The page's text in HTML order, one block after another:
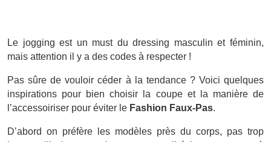
Le jogging est un must du dressing masculin et féminin,
mais attention il y a des codes à respecter !
Pas sûre de vouloir céder à la tendance ? Voici quelques
inspirations pour bien choisir la coupe et la manière de
l’accessoiriser pour éviter le Fashion Faux-Pas.
D’abord on préfère les modèles près du corps, pas trop